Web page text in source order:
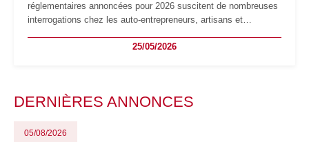
réglementaires annoncées pour 2026 suscitent de nombreuses
interrogations chez les auto-entrepreneurs, artisans et
facturation ou risque de bascule vers la TVA : les règles
25/05/2026
DERNIÈRES ANNONCES
05/08/2026